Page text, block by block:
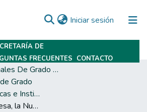
Iniciar sesión (current)
DE
FRECUENTES CONTACTO
Trabajos Finales De Grado Y Posgrado
Grado
Relaciones Públicas e Institucionales
Imagen de empresa, la Nueva Bodega Sucuersal Unquillo